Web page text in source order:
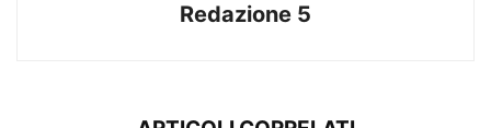
Redazione 5